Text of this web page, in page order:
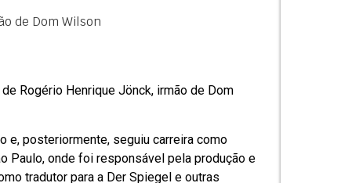
de Dom Wilson
Rogério Henrique Jönck, irmão de Dom
e, posteriormente, seguiu carreira como
Paulo, onde foi responsável pela produção e
tradutor para a Der Spiegel e outras